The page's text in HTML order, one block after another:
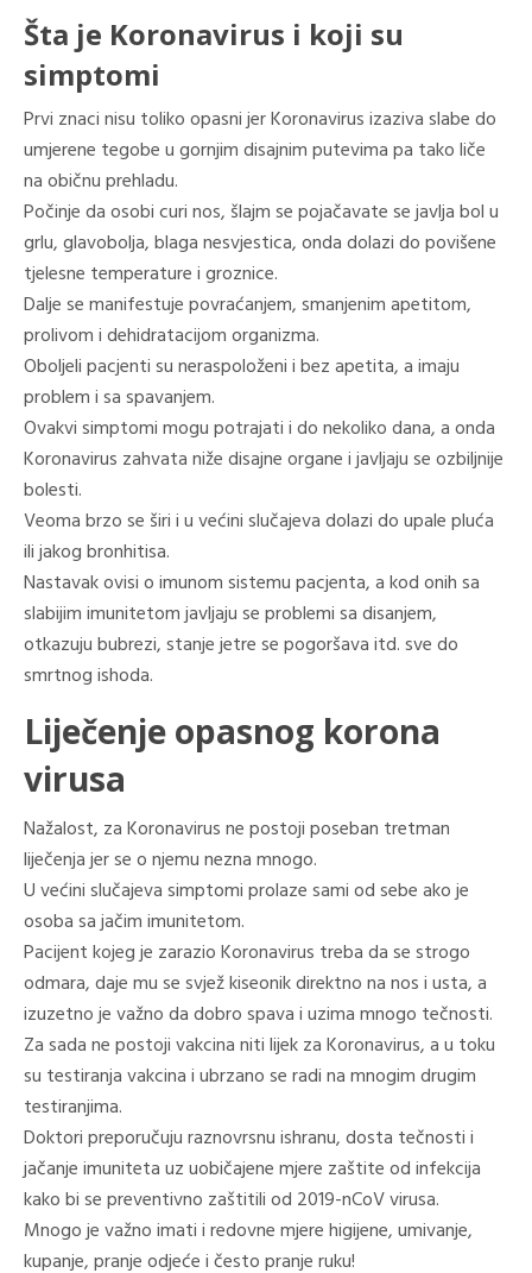
Šta je Koronavirus i koji su
simptomi
Prvi znaci nisu toliko opasni jer Koronavirus izaziva slabe do
umjerene tegobe u gornjim disajnim putevima pa tako liče
na običnu prehladu.
Počinje da osobi curi nos, šlajm se pojačavate se javlja bol u
grlu, glavobolja, blaga nesvjestica, onda dolazi do povišene
tjelesne temperature i groznice.
Dalje se manifestuje povraćanjem, smanjenim apetitom,
prolivom i dehidratacijom organizma.
Oboljeli pacjenti su neraspoloženi i bez apetita, a imaju
problem i sa spavanjem.
Ovakvi simptomi mogu potrajati i do nekoliko dana, a onda
Koronavirus zahvata niže disajne organe i javljaju se ozbiljnije
bolesti.
Veoma brzo se širi i u većini slučajeva dolazi do upale pluća
ili jakog bronhitisa.
Nastavak ovisi o imunom sistemu pacjenta, a kod onih sa
slabijim imunitetom javljaju se problemi sa disanjem,
otkazuju bubrezi, stanje jetre se pogoršava itd. sve do
smrtnog ishoda.
Liječenje opasnog korona
virusa
Nažalost, za Koronavirus ne postoji poseban tretman
liječenja jer se o njemu nezna mnogo.
U većini slučajeva simptomi prolaze sami od sebe ako je
osoba sa jačim imunitetom.
Pacijent kojeg je zarazio Koronavirus treba da se strogo
odmara, daje mu se svjež kiseonik direktno na nos i usta, a
izuzetno je važno da dobro spava i uzima mnogo tečnosti.
Za sada ne postoji vakcina niti lijek za Koronavirus, a u toku
su testiranja vakcina i ubrzano se radi na mnogim drugim
testiranjima.
Doktori preporučuju raznovrsnu ishranu, dosta tečnosti i
jačanje imuniteta uz uobičajene mjere zaštite od infekcija
kako bi se preventivno zaštitili od 2019-nCoV virusa.
Mnogo je važno imati i redovne mjere higijene, umivanje,
kupanje, pranje odjeće i često pranje ruku!